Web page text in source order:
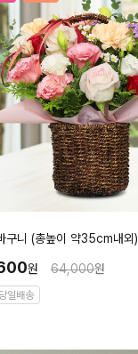
구니 (총높이 약35cm내외)
원 64,000원
일배송